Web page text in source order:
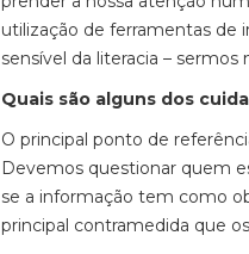
utilização de ferramentas
sensível da literacia –
Quais são alguns dos
O principal ponto de
Devemos questionar quem
se a informação tem como
principal contramedida que